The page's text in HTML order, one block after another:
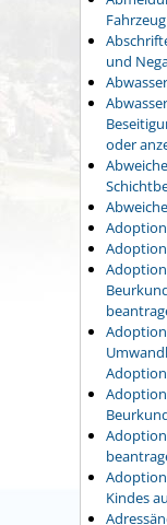
und
oder
Kindes